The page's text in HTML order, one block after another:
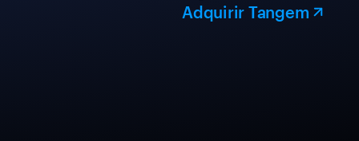
Adquirir Tangem